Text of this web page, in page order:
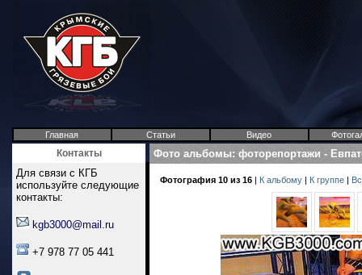
Главная Статьи Видео
Контакты
Для связи с КГБ
используйте следующие
контакты:
kgb3000@mail.ru
+7 978 77 05 441
Фото альбомы: фоторепортажи -
Фотография 10 из 16 | К альбому | К группе |